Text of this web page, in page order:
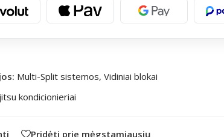
Multi-Split sistemos, Vidiniai blokai
kondicionieriai
Pridėti prie mėgstamiausių